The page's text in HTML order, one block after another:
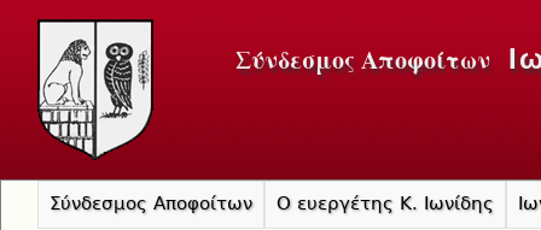
Σύνδεσμος Αποφοίτων
Σύνδεσμος Αποφοίτων Ο ευεργέτης Κ. Ιωνίδης